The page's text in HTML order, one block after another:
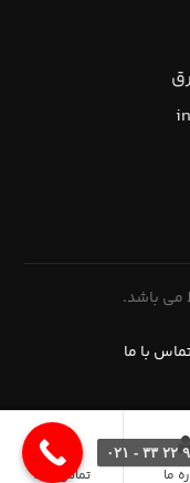
می باشد.
با ما
ما تماس با ما